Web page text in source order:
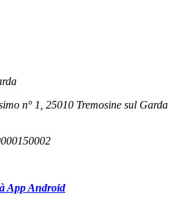
n° 1, 25010 Tremosine sul Garda
App Android